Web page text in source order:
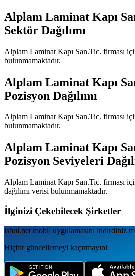
Alplam Laminat Kapı
Sektör Dağılımı
Alplam Laminat Kapı San.Tic. firması
bulunmamaktadır.
Alplam Laminat Kapı
Pozisyon Dağılımı
Alplam Laminat Kapı San.Tic. firması
bulunmamaktadır.
Alplam Laminat Kapı
Pozisyon Seviyeleri
Alplam Laminat Kapı San.Tic. firması
dağılımı verisi bulunmamaktadır.
İlginizi Çekebilecek Şirketler
isbul.net mobil uygulamаsını indirdiniz
Hiçbir güncellemeyi kaçırmayın!